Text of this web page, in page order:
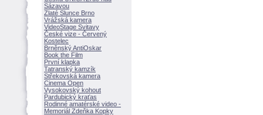
Sázavou
Zlaté Slunce Brno
Vrážská kamera
VideoStage Svitavy
České vize - Červený
Kostelec
Brněnský AntiOskar
Book the Film
První klapka
Tatranský kamzík
Střekovská kamera
Cinema Open
Vysokovský kohout
Pardubický kraťas
Rodinné amatérské video -
Memoriál Zdeňka Kopky